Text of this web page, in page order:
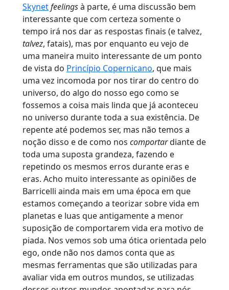
Skynetfeelingsà parte, é uma discussão bem
interessante que com certeza somente o
tempo irá nos dar as respostas finais (e talvez,
talvez, fatais), mas por enquanto eu vejo de
uma maneira muito interessante de um ponto
de vista do Princípio Copernicano, que mais
uma vez incomoda por nos tirar do centro do
universo, do algo do nosso ego como se
fossemos a coisa mais linda que já aconteceu
no universo durante toda a sua existência. De
repente até podemos ser, mas não temos a
noção disso e de como nos comportardiante de
toda uma suposta grandeza, fazendo e
repetindo os mesmos erros durante eras e
eras. Acho muito interessante as opiniões de
Barricelli ainda mais em uma época em que
estamos começando a teorizar sobre vida em
planetas e luas que antigamente a menor
suposição de comportarem vida era motivo de
piada. Nos vemos sob uma ótica orientada pelo
ego, onde não nos damos conta que as
mesmas ferramentas que são utilizadas para
avaliar vida em outros mundos, se utilizadas